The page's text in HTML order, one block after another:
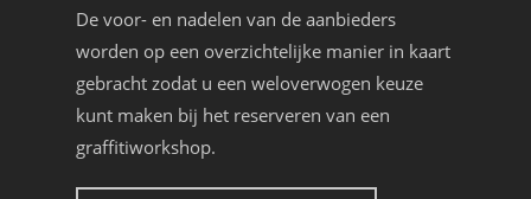
De voor- en nadelen van de aanbieders
worden op een overzichtelijke manier in kaart
gebracht zodat u een weloverwogen keuze
kunt maken bij het reserveren van een
graffitiworkshop.